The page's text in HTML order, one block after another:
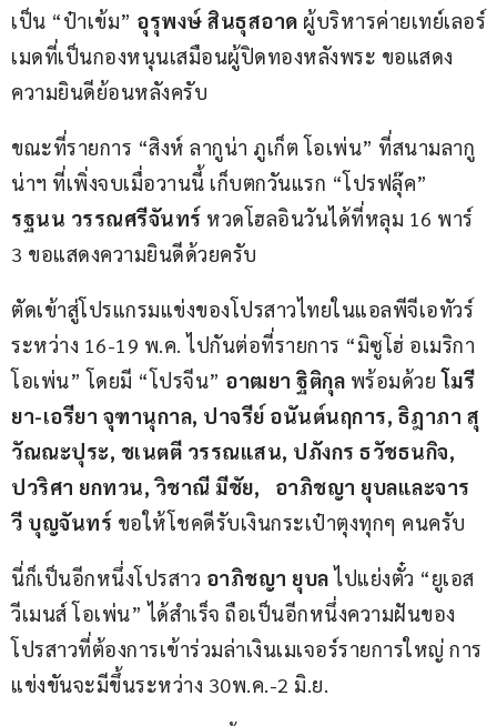
เป็น “ป๋าเข้ม” อุรุพงษ์ สินธุสอาด ผู้บริหารค่ายเทย์เลอร์
เมดที่เป็นกองหนุนเสมือนผู้ปิดทองหลังพระ ขอแสดง
ความยินดีย้อนหลังครับ
ขณะที่รายการ “สิงห์ ลากูน่า ภูเก็ต โอเพ่น” ที่สนามลากู
น่าฯ ที่เพิ่งจบเมื่อวานนี้ เก็บตกวันแรก “โปรฟลุ๊ค”
รฐนน วรรณศรีจันทร์ หวดโฮลอินวันได้ที่หลุม 16 พาร์
3 ขอแสดงความยินดีด้วยครับ
ตัดเข้าสู่โปรแกรมแข่งของโปรสาวไทยในแอลพีจีเอทัวร์
ระหว่าง 16-19 พ.ค. ไปกันต่อที่รายการ “มิซูโฮ่ อเมริกา
โอเพ่น” โดยมี “โปรจีน” อาฒยา ฐิติกุล พร้อมด้วย โมรี
ยา-เอรียา จุฑานุกาล, ปาจรีย์ อนันต์นฤการ, ธิฎาภา สุ
วัณณะปุระ, ชเนตตี วรรณแสน, ปภังกร ธวัชธนกิจ,
ปวริศา ยกทวน, วิชาณี มีชัย,   อาภิชญา ยุบลและจาร
วี บุญจันทร์ ขอให้โชคดีรับเงินกระเป๋าตุงทุกๆ คนครับ
นี่ก็เป็นอีกหนึ่งโปรสาว อาภิชญา ยุบล ไปแย่งตั๋ว “ยูเอส
วีเมนส์ โอเพ่น” ได้สำเร็จ ถือเป็นอีกหนึ่งความฝันของ
โปรสาวที่ต้องการเข้าร่วมล่าเงินเมเจอร์รายการใหญ่ การ
แข่งขันจะมีขึ้นระหว่าง 30พ.ค.-2 มิ.ย.